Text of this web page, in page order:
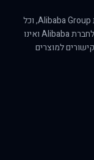
הסימן AliExpress הוא סימן מסחר רשום של חברת Alibaba Group, וכל
הזכויות הנוגעות לו שמורות לה. אתר זה אינו קשור לחברת Alibaba ואינו
למוצרים